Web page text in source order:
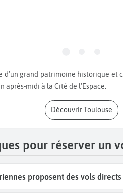
après-midi à la Cité de l'Espace.
Découvrir Toulouse
pour réserver un
proposent des vols directs